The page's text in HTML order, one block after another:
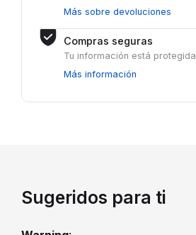
Más sobre devoluciones
Compras seguras
Tu información está protegida
Más información
Sugeridos para ti